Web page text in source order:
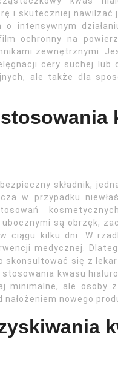
i skuteczniej
intensywnym
ochronny na
zewnętrznymi.
cery suchej lub
ale także dla
składnik,
w przypadku
są obrzęk,
ciągu kilku dni. W
medycznej.
skonsultować się z
kwasu
minimalne, ale osoby
nowego